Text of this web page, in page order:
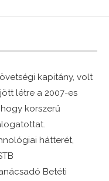
kapitány, volt
létre a 2007-es
korszerű
hátterét,
Betéti